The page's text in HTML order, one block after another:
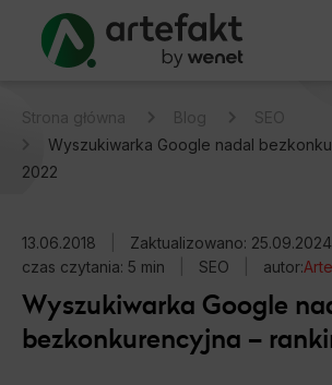
Strona główna Blog
SEO
Wyszukiwarka Google nadal
2022
13.06.2018 Zaktualizowano: 25.09.2024
czas czytania: 5 min
SEO autor:
Wyszukiwarka Google
bezkonkurencyjna –